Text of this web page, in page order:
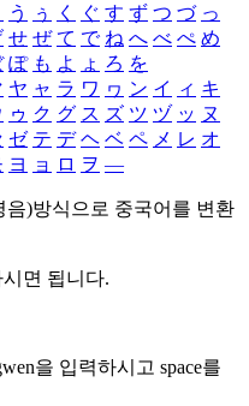
う ぅ く ぐ す ず つ づ っ
せ ぜ て で ね へ べ ぺ め
ぽ も よ ょ ろ を
ヤ ャ ラ ワ ヮ ン イ ィ キ
ゥ ク グ ス ズ ツ ヅ ッ ヌ
ゼ テ デ ヘ ベ ペ メ レ オ
ヨ ョ ロ ヲ ―
음)방식으로 중국어를 변환
면 됩니다.
을 입력하시고 space를